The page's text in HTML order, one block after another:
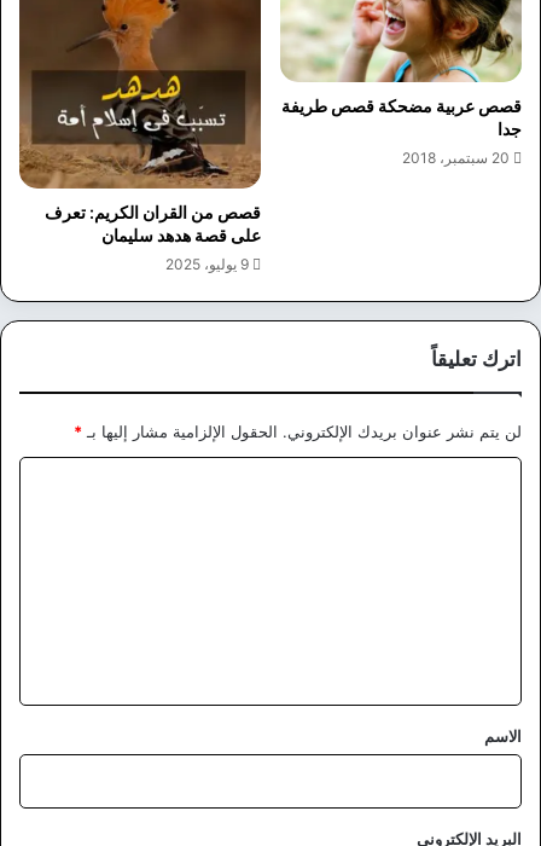
قصص عربية مضحكة قصص طريفة
جدا
20 سبتمبر، 2018
قصص من القران الكريم: تعرف
على قصة هدهد سليمان
9 يوليو، 2025
اترك تعليقاً
لن يتم نشر عنوان بريدك الإلكتروني. الحقول الإلزامية مشار إليها بـ *
*
الاسم
البريد الإلكتروني